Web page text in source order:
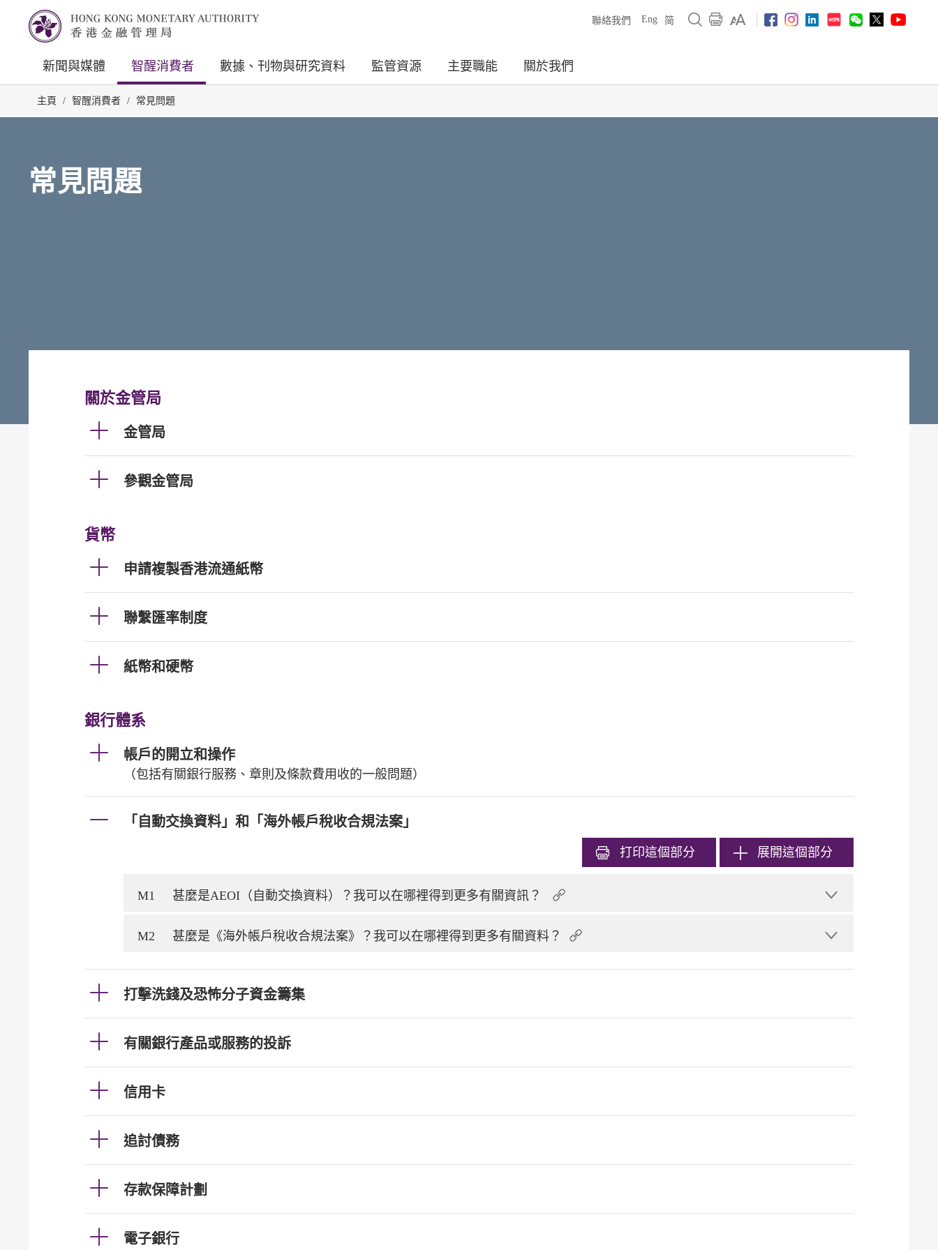
聯絡我們 Eng 简
新聞與媒體 智醒消費者 數據、刊物與研究資料 監管資源 主要職能 關於我們
主頁 / 智醒消費者 / 常見問題
常見問題
關於金管局
金管局
參觀金管局
貨幣
申請複製香港流通紙幣
聯繫匯率制度
紙幣和硬幣
銀行體系
帳戶的開立和操作
（包括有關銀行服務、章則及條款費用收的一般問題）
「自動交換資料」和「海外帳戶稅收合規法案」
打印這個部分 展開這個部分
M1 甚麼是AEOI（自動交換資料）？我可以在哪裡得到更多有關資訊？
M2 甚麼是《海外帳戶稅收合規法案》？我可以在哪裡得到更多有關資料？
打擊洗錢及恐怖分子資金籌集
有關銀行產品或服務的投訴
信用卡
追討債務
存款保障計劃
電子銀行